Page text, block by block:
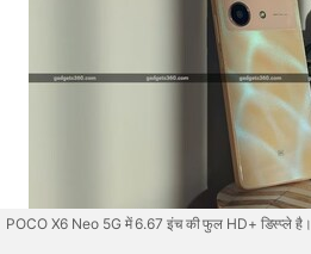
POCO X6 Neo 5G में 6.67 इंच की फुल HD+ डिस्प्ले है।